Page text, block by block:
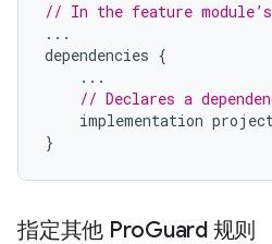
// In the feature
...
dependencies {
...
// Declares a
implementation
}
指定其他 ProGuard 规则